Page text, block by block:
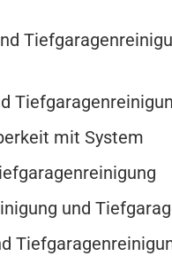
mit System
und